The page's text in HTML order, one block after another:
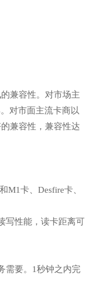
兼容性。对市场主
对市面主流卡商以
兼容性，兼容性达
M1卡、Desfire卡、
写性能，读卡距离可
需要。1秒钟之内完